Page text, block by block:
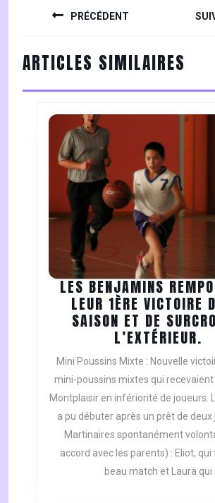
PRÉCÉDENT
post:
post:
ARTICLES SIMILAIRES
LES BENJAMINS
LEUR 1ÈRE VICTOIRE
SAISON ET DE
L’EXTÉRIEUR.
Mini Poussins Mixte : Nouvelle
mini-poussins mixtes qui recevaient
Montplaisir en infériorité de joueurs.
a pu débuter après un prêt de deux
Martinaires spontanément
accord avec les parents) : Eliot, qui
beau match et Laura qui